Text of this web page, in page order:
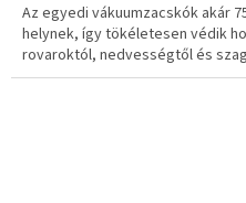
Az egyedi vákuumzacskók akár
helynek, így tökéletesen védik
rovaroktól, nedvességtől és